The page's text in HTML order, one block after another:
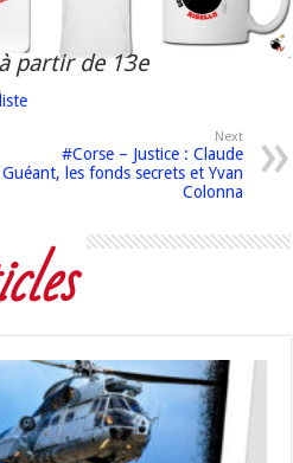
partir de 13e
Next
#Corse – Justice : Claude
Guéant, les fonds secrets et Yvan
Colonna